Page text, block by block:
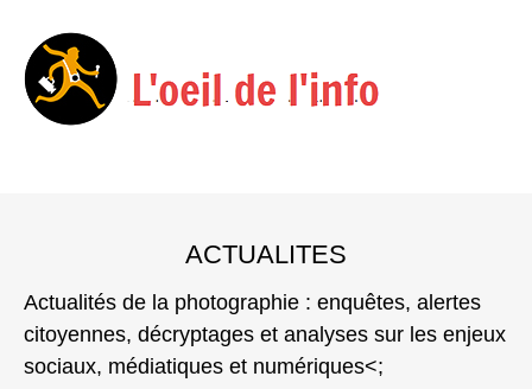
ACTUALITES
Actualités de la photographie : enquêtes, alertes
citoyennes, décryptages et analyses sur les enjeux
sociaux, médiatiques et numériques<;